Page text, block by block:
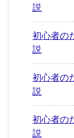
説
初心者
説
初心者
説
初心者
説